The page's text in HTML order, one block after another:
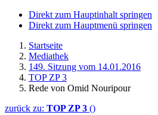
Direkt zum Hauptinhalt springen
Direkt zum Hauptmenü springen
Startseite
Mediathek
149. Sitzung vom 14.01.2016
TOP ZP 3
Rede von Omid Nouripour
zurück zu: TOP ZP 3 ()